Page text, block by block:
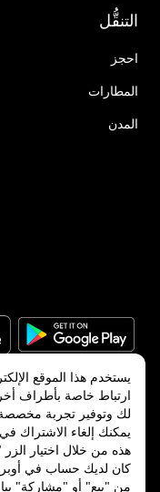
التنقُّل
احجز
المطارات
المدن
©
2026شركة Uber Technologies, Inc.‎
يستخدم هذا الموقع
ارتباط خاصة بأطراف
لك وتوفير تجربة
يمكنك إلغاء الاشتراك
هذه من خلال اختيار الزر
كان لديك حساب في
من "بيع" أو "مشاركة"